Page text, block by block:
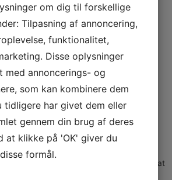
Stevns har vi dig i fokus. Kontakt os for at
ydelser.
om dig til forskellige
Tilpasning af annoncering,
funktionalitet,
Disse oplysninger
med annoncerings- og
som kan kombinere dem
tidligere har givet dem eller
gennem din brug af deres
at klikke på 'OK' giver du
formål.